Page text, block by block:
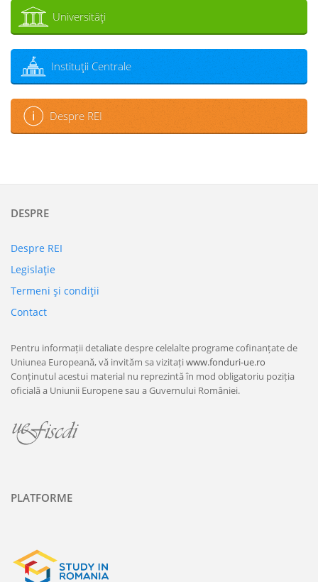
Universităţi
Instituţii Centrale
Despre REI
DESPRE
Despre REI
Legislaţie
Termeni şi condiţii
Contact
Pentru informații detaliate despre celelalte programe cofinanțate de
Uniunea Europeană, vă invităm sa vizitațiwww.fonduri-ue.ro
Conținutul acestui material nu reprezintă în mod obligatoriu poziția
oficială a Uniunii Europene sau a Guvernului României.
PLATFORME